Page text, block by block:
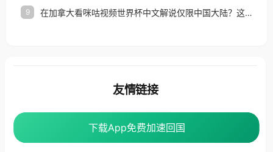
9 在加拿大看咪咕视频世界杯中文解说仅限中国大陆？这篇指南帮你轻松解锁中文解说和赛事直播
下载App免费加速回国
下载App免费加速回国
友情链接